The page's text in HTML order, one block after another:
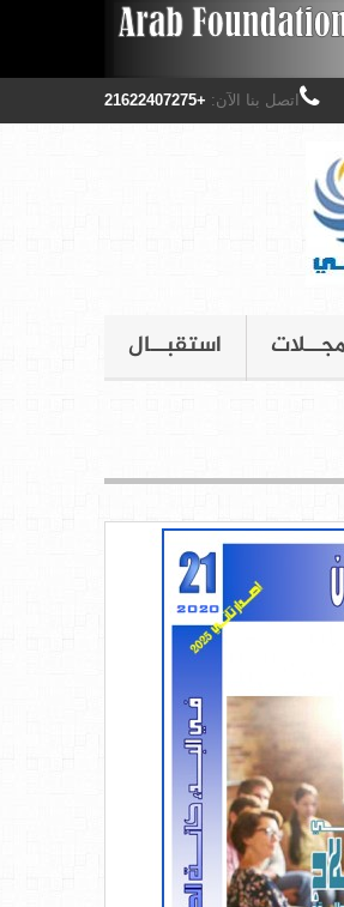
اتصل بنا الآن: +21622407275
استقبــال مجــلات